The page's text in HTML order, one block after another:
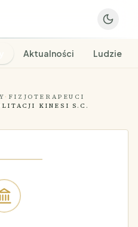
Aktualności Ludzie
· FIZJOTERAPEUCI
KINESI S.C.